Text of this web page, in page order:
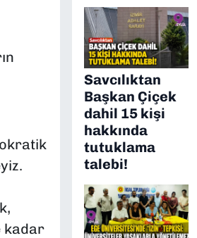
kadar
Savcılıktan
Başkan Çiçek
dahil 15 kişi
hakkında
tutuklama
talebi!